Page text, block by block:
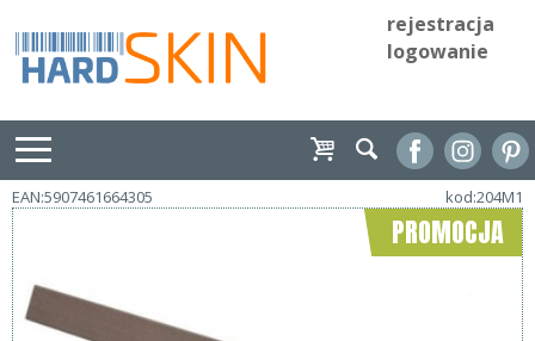
rejestracja
logowanie
EAN:5907461664305 kod:204M1
PROMOCJA